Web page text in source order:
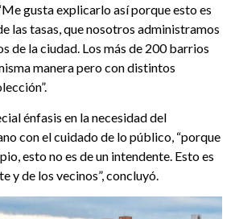
gusta explicarlo así porque esto es
las tasas, que nosotros administramos
de la ciudad. Los más de 200 barrios
manera pero con distintos
énfasis en la necesidad del
con el cuidado de lo público, “porque
esto no es de un intendente. Esto es
y de los vecinos”, concluyó.